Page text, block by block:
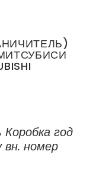
год
вн. номер